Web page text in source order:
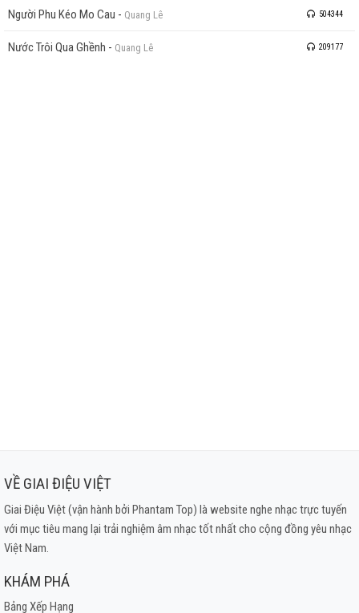
Người Phu Kéo Mo Cau - Quang Lê 504344
Nước Trôi Qua Ghềnh - Quang Lê 209177
VỀ GIAI ĐIỆU VIỆT
Giai Điệu Việt (vận hành bởi Phantam Top) là website nghe nhạc trực tuyến
với mục tiêu mang lại trải nghiệm âm nhạc tốt nhất cho cộng đồng yêu nhạc
Việt Nam.
KHÁM PHÁ
Bảng Xếp Hạng